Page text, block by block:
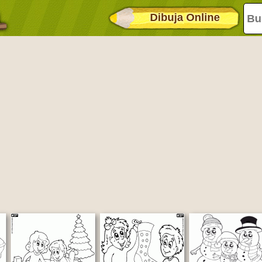
Dibuja Online